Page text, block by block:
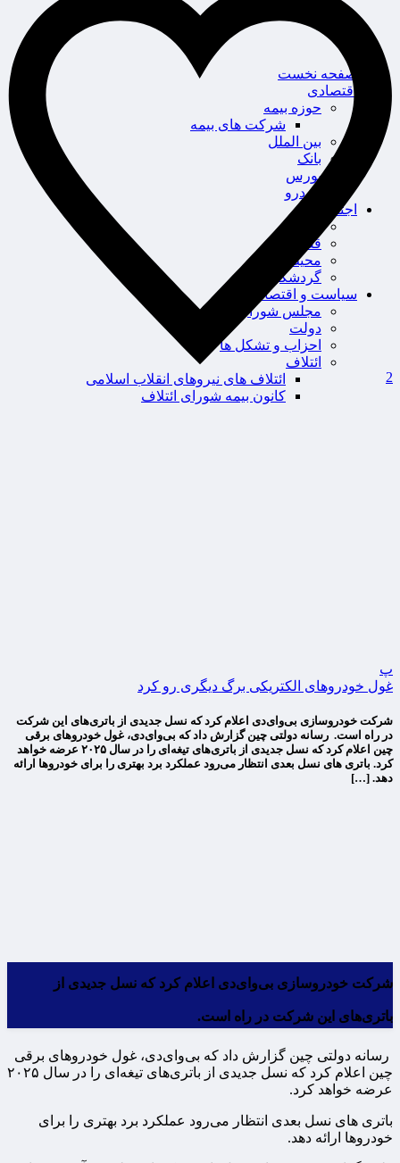
صفحه نخست
اقتصادی
حوزه بیمه
شرکت های بیمه
بین الملل
بانک
بورس
خودرو
اجتماعی
سلامت
قضایی
محیط زیست
گردشگری
سیاست و اقتصاد
مجلس شورای اسلامی
دولت
احزاب و تشکل ها
ائتلاف
ائتلاف های نیروهای انقلاب اسلامی
کانون بیمه شورای ائتلاف
2
پ
غول خودروهای الکتریکی برگ دیگری رو کرد
شرکت خودروسازی بی‌وای‌دی اعلام کرد که نسل جدیدی از باتری‌های این شرکت
در راه است. رسانه دولتی چین گزارش داد که بی‌وای‌دی، غول خودروهای برقی
چین اعلام کرد که نسل جدیدی از باتری‌های تیغه‌ای را در سال ۲۰۲۵ عرضه خواهد
کرد. باتری های نسل بعدی انتظار می‌رود عملکرد برد بهتری را برای خودروها ارائه
دهد. […]
شرکت خودروسازی بی‌وای‌دی اعلام کرد که نسل جدیدی از
باتری‌های این شرکت در راه است.
رسانه دولتی چین گزارش داد که بی‌وای‌دی، غول خودروهای برقی
چین اعلام کرد که نسل جدیدی از باتری‌های تیغه‌ای را در سال ۲۰۲۵
عرضه خواهد کرد.
باتری های نسل بعدی انتظار می‌رود عملکرد برد بهتری را برای
خودروها ارائه دهد.